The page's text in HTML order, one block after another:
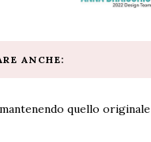
ANCHE:
quello originale